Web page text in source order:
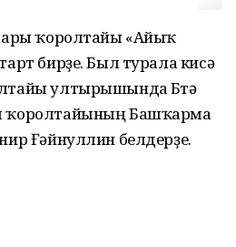
ҡоролтайы «Айыҡ
бирҙе. Был турала кисә
ултырышында Бөтә
ҡоролтайының Башҡарма
Ғәйнуллин белдерҙе.